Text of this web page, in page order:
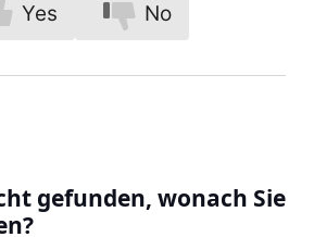
Yes No
gefunden, wonach Sie